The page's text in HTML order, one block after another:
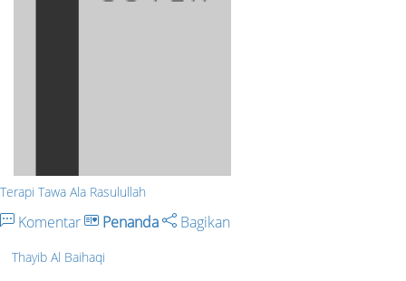
Terapi Tawa Ala Rasulullah
Komentar Penanda Bagikan
Thayib Al Baihaqi